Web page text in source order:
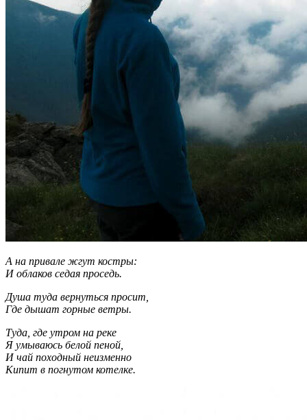
А на привале жгут костры:
И облаков седая проседь.
Душа туда вернуться просит,
Где дышат горные ветры.
Туда, где утром на реке
Я умываюсь белой пеной,
И чай походный неизменно
Кипит в погнутом котелке.